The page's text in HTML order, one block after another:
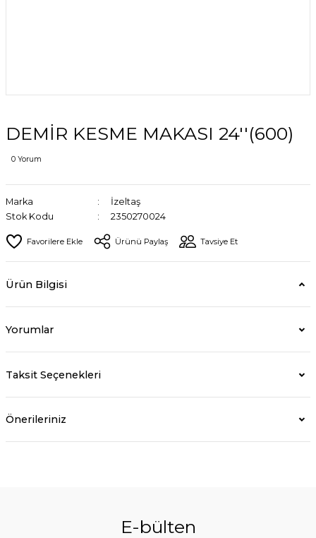
DEMİR KESME MAKASI 24''(600)
0 Yorum
Marka
İzeltaş
Stok Kodu
2350270024
Ürünü Paylaş Tavsiye Et
Ürün Bilgisi
Yorumlar
Taksit Seçenekleri
Önerileriniz
E-bülten